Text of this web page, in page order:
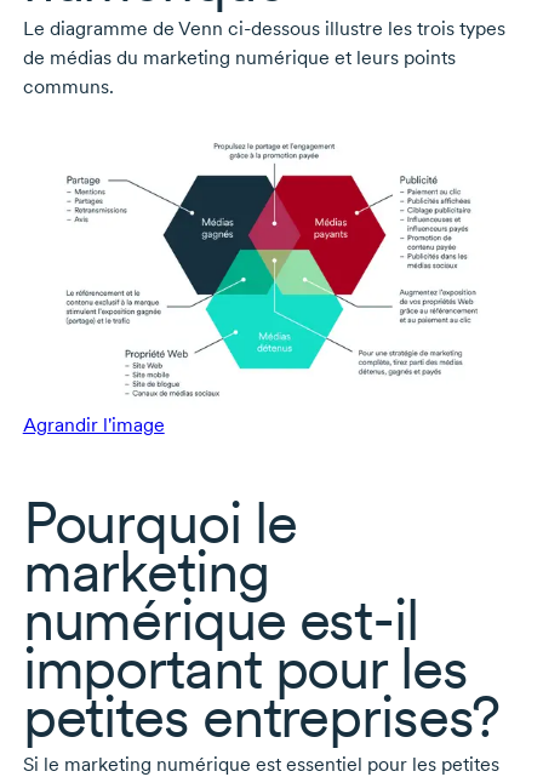
Le diagramme de Venn ci-dessousillustre les trois types
de médias du marketing numérique et leurs points
communs.
Agrandir l'image
Pourquoi le
marketing
numérique est-il
important pour les
petites entreprises?
Si le marketing numérique est essentiel pour les petites